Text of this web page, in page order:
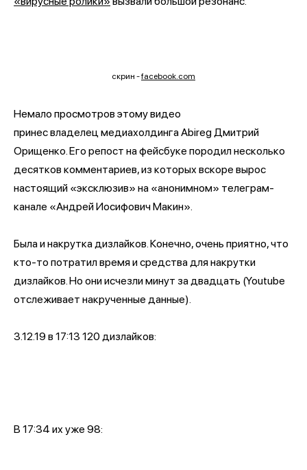
скрин -facebook.com
Немало просмотров этому видео
принес владелец медиахолдинга Abireg​ Дмитрий
Орищенко. Его репост на фейсбуке породил несколько
десятков комментариев, из которых вскоре вырос
настоящий «эксклюзив» на «анонимном» телеграм-
канале «Андрей Иосифович Макин».
Была и накрутка дизлайков. Конечно, очень приятно, что
кто-то потратил время и средства для накрутки
дизлайков. Но они исчезли минут за двадцать (Youtube
отслеживает накрученные данные).
3.12.19 в 17:13 120 дизлайков:
В 17:34 их уже 98: